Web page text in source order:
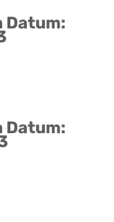
Datum:
Datum: